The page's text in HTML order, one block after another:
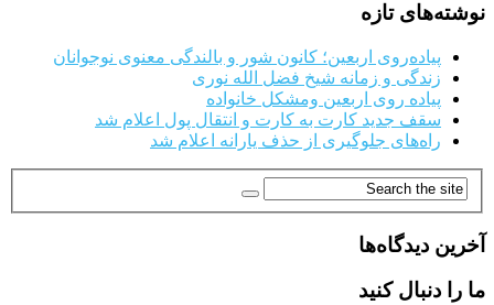
نوشته‌های تازه
پیاده‌روی اربعین؛ کانون شور و بالندگی معنوی نوجوانان
زندگی و زمانه شیخ فضل الله نوری
پیاده روی اربعین ومشکل خانواده
سقف جدید کارت به کارت و انتقال پول اعلام شد
راه‌های جلوگیری از حذف یارانه اعلام شد
آخرین دیدگاه‌ها
ما را دنبال کنید